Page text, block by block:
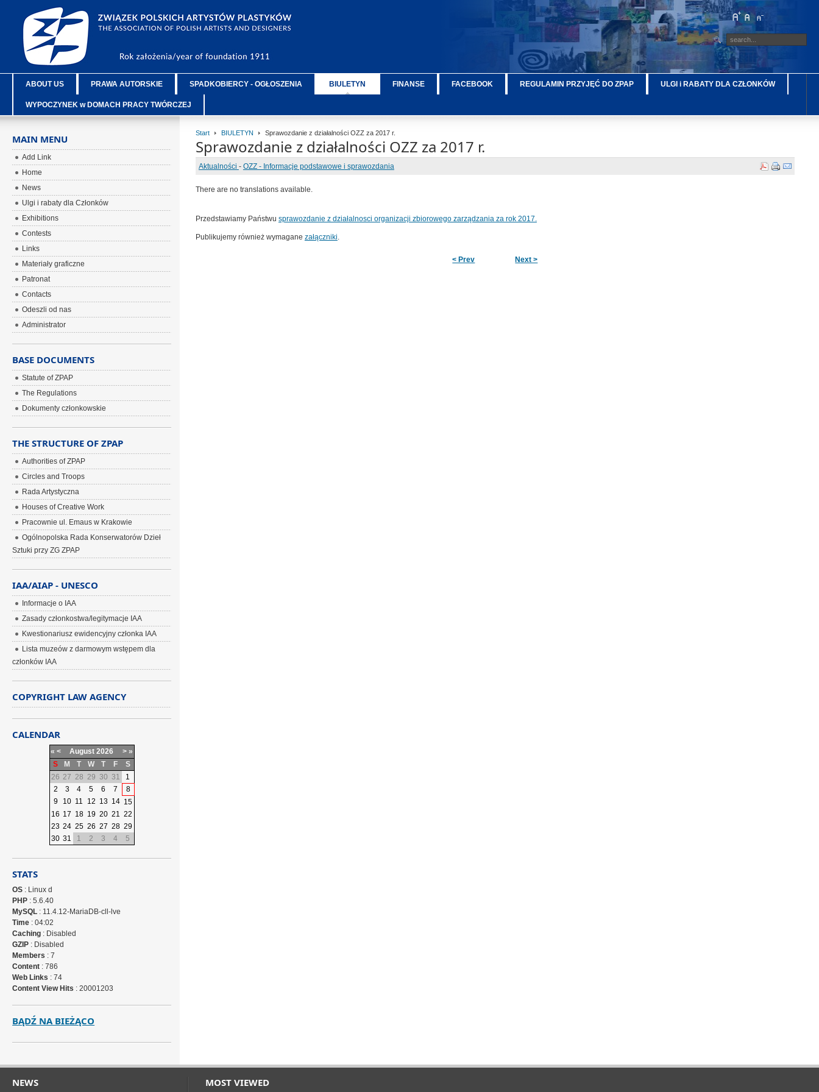
ABOUT US PRAWA AUTORSKIE SPADKOBIERCY - OGŁOSZENIA BIULETYN FINANSE FACEBOOK REGULAMIN PRZYJĘĆ DO ZPAP ULGI i RABATY DLA CZŁONKÓW
WYPOCZYNEK w DOMACH PRACY TWÓRCZEJ
Start BIULETYN Sprawozdanie z działalności OZZ za 2017 r.
Sprawozdanie z działalności OZZ za 2017 r.
Aktualności - OZZ - Informacje podstawowe i sprawozdania
There are no translations available.
Przedstawiamy Państwu sprawozdanie z działalnosci organizacji zbiorowego zarządzania za rok 2017.
Publikujemy również wymagane załączniki.
< Prev Next >
MAIN MENU
Add Link
Home
News
Ulgi i rabaty dla Członków
Exhibitions
Contests
Links
Materiały graficzne
Patronat
Contacts
Odeszli od nas
Administrator
BASE DOCUMENTS
Statute of ZPAP
The Regulations
Dokumenty członkowskie
THE STRUCTURE OF ZPAP
Authorities of ZPAP
Circles and Troops
Rada Artystyczna
Houses of Creative Work
Pracownie ul. Emaus w Krakowie
Ogólnopolska Rada Konserwatorów Dzieł
Sztuki przy ZG ZPAP
IAA/AIAP - UNESCO
Informacje o IAA
Zasady członkostwa/legitymacje IAA
Kwestionariusz ewidencyjny członka IAA
Lista muzeów z darmowym wstępem dla
członków IAA
COPYRIGHT LAW AGENCY
CALENDAR
« < August 2026 > »
S
M T W T F
S
26 27 28 29 30 31
1
2
3 4 5 6 7
8
9
10 11 12 13 14 15
16 17 18 19 20 21 22
23 24 25 26 27 28 29
30 31 1 2 3 4 5
STATS
OS : Linux d
PHP : 5.6.40
MySQL : 11.4.12-MariaDB-cll-lve
Time : 04:02
Caching : Disabled
GZIP : Disabled
Members : 7
Content : 786
Web Links : 74
Content View Hits : 20001203
BĄDŹ NA BIEŻĄCO
NEWS MOST VIEWED